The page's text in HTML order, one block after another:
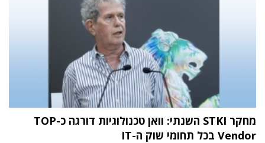
מחקר STKI השנתי: וואן טכנולוגיות דורגה כ-TOP
Vendor בכל תחומי שוק ה-IT